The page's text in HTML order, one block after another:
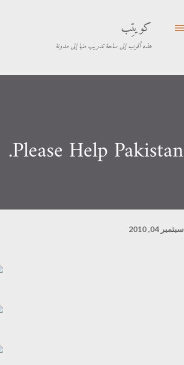
كويتِب
هذه أقرب إلى ساحة تدريب منها إلى مدونة
Please Help Pakistan.
سبتمبر 04, 2010